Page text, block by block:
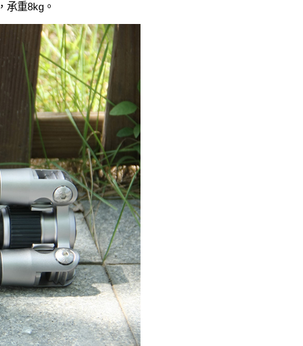
承重8kg。